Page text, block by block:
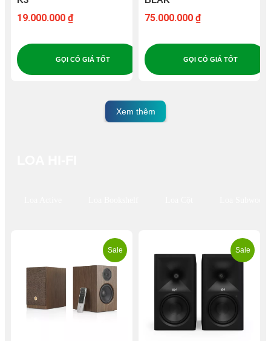
Xem thêm
19.000.000 ₫
GỌI CÓ GIÁ TỐT
75.000.000 ₫
GỌI CÓ GIÁ TỐT
Sale Sale